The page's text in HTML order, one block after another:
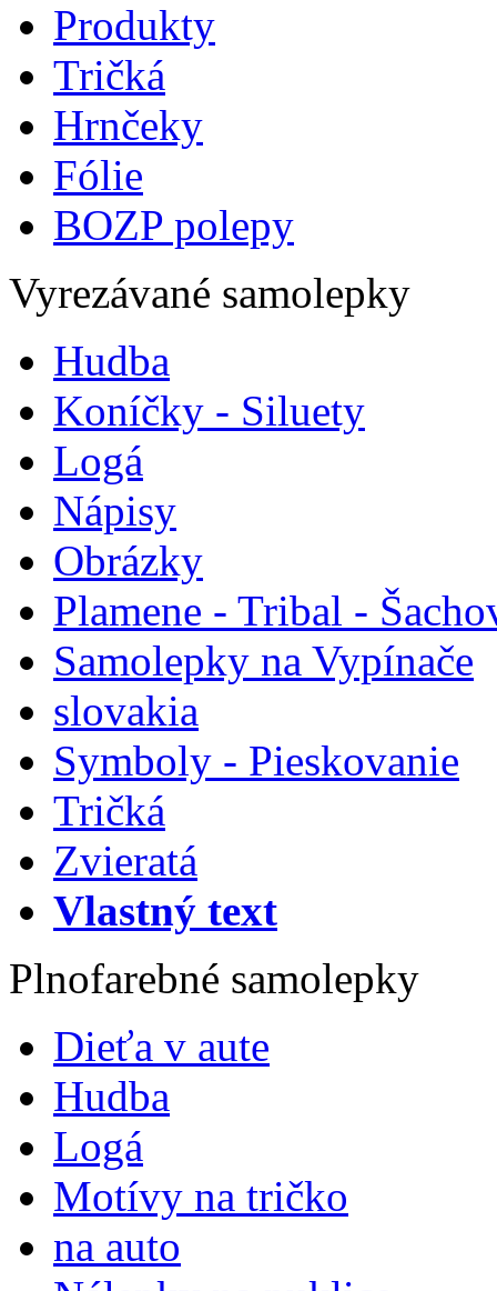
Produkty
Tričká
Hrnčeky
Fólie
BOZP polepy
Vyrezávané samolepky
Hudba
Koníčky - Siluety
Logá
Nápisy
Obrázky
Plamene - Tribal -
Samolepky na Vypínače
slovakia
Symboly - Pieskovanie
Tričká
Zvieratá
Vlastný text
Plnofarebné samolepky
Dieťa v aute
Hudba
Logá
Motívy na tričko
na auto